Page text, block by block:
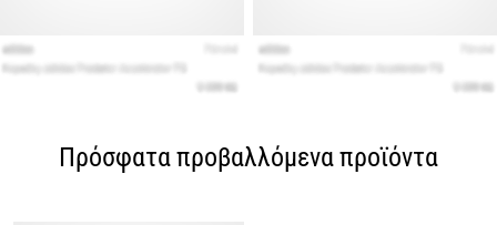
Πρόσφατα προβαλλόμενα προϊόντα